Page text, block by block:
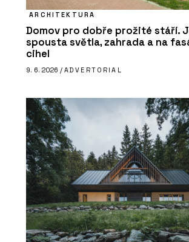
ARCHITEKTURA
Domov pro dobře prožité stáří.
spousta světla, zahrada a na
cihel
9. 6. 2026 / ADVERTORIAL